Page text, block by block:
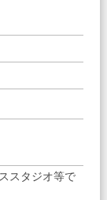
スタジオ等で